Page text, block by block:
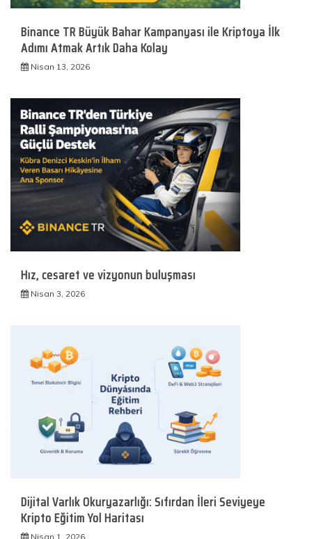
Binance TR Büyük Bahar Kampanyası ile Kriptoya İlk
Adımı Atmak Artık Daha Kolay
Nisan 13, 2026
Hız, cesaret ve vizyonun buluşması
Nisan 3, 2026
Dijital Varlık Okuryazarlığı: Sıfırdan İleri Seviyeye
Kripto Eğitim Yol Haritası
Nisan 1, 2026